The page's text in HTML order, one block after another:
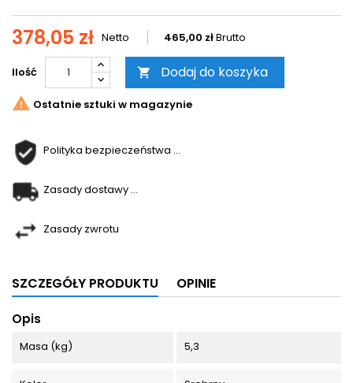
378,05 zł Netto 465,00 złBrutto
Ilość  Dodaj do koszyka
 Ostatnie sztuki w magazynie
Polityka bezpieczeństwa ...
Zasady dostawy ...
Zasady zwrotu
SZCZEGÓŁY PRODUKTU OPINIE
Opis
Masa (kg) 5,3